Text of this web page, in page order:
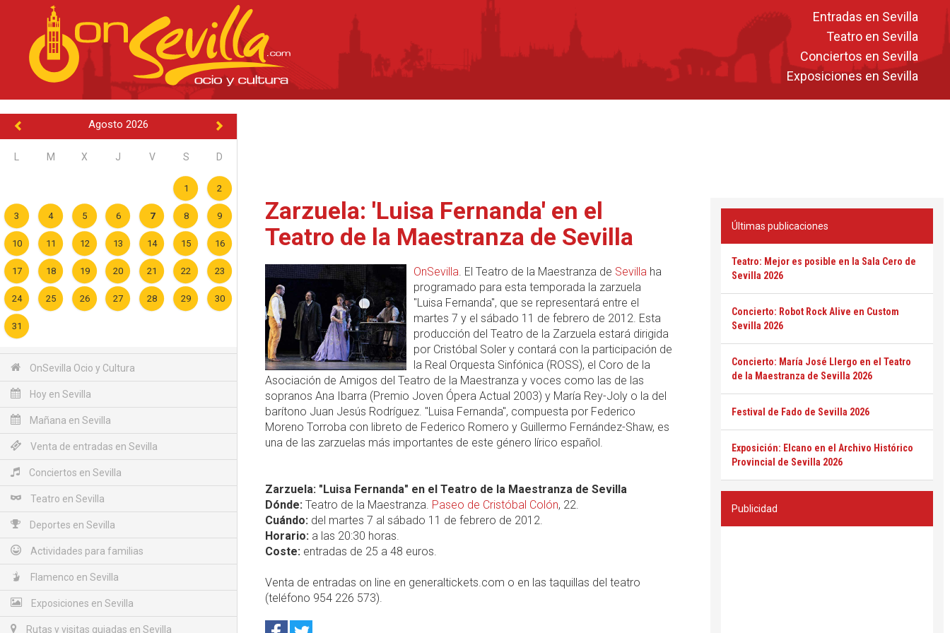
Entradas en Sevilla
Teatro en Sevilla
Conciertos en Sevilla
Exposiciones en Sevilla
Agosto 2026
M X J V S D
1 2
3 4 5 6 7 8 9
10 11 12 13 14 15 16
17 18 19 20 21 22 23
24 25 26 27 28 29 30
31
OnSevilla Ocio y Cultura
Hoy en Sevilla
Mañana en Sevilla
Venta de entradas en Sevilla
Conciertos en Sevilla
Teatro en Sevilla
Deportes en Sevilla
Actividades para familias
Flamenco en Sevilla
Exposiciones en Sevilla
Rutas y visitas guiadas en Sevilla
Zarzuela: 'Luisa Fernanda' en el
Teatro de la Maestranza de Sevilla
OnSevilla. El Teatro de la Maestranza de Sevilla ha
programado para esta temporada la zarzuela
"Luisa Fernanda", que se representará entre el
martes 7 y el sábado 11 de febrero de 2012. Esta
producción del Teatro de la Zarzuela estará dirigida
por Cristóbal Soler y contará con la participación de
la Real Orquesta Sinfónica (ROSS), el Coro de la
Asociación de Amigos del Teatro de la Maestranza y voces como las de las
sopranos Ana Ibarra (Premio Joven Ópera Actual 2003) y María Rey-Joly o la del
barítono Juan Jesús Rodríguez. "Luisa Fernanda", compuesta por Federico
Moreno Torroba con libreto de Federico Romero y Guillermo Fernández-Shaw, es
una de las zarzuelas más importantes de este género lírico español.
Zarzuela: "Luisa Fernanda" en el Teatro de la Maestranza de Sevilla
Dónde: Teatro de la Maestranza. Paseo de Cristóbal Colón, 22.
Cuándo: del martes 7 al sábado 11 de febrero de 2012.
Horario: a las 20:30 horas.
Coste: entradas de 25 a 48 euros.
Venta de entradas on line en generaltickets.com o en las taquillas del teatro
(teléfono 954 226 573).
Últimas publicaciones
Teatro: Mejor es posible en la Sala Cero de
Sevilla 2026
Concierto: Robot Rock Alive en Custom
Sevilla 2026
Concierto: María José Llergo en el Teatro
de la Maestranza de Sevilla 2026
Festival de Fado de Sevilla 2026
Exposición: Elcano en el Archivo Histórico
Provincial de Sevilla 2026
Publicidad